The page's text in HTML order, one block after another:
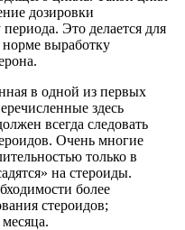
дозировки
Это делается для
норме выработку
в одной из первых
здесь
всегда следовать
Очень многие
только в
на стероиды.
более
стероидов;